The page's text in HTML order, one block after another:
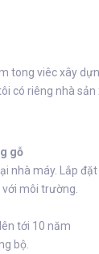
tong viêc xây
có riêng nhà
gỗ
nhà máy. Lắp
với môi trường.
tới 10 năm
bộ.